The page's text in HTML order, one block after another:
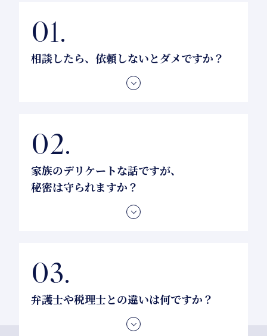
相談したら、依頼しないとダメですか？
いいえ、そんなことはまったくありません。ご相談
家族のデリケートな話ですが、
秘密は守られますか？
はい。行政書士には法律で定められた守秘義務がご
弁護士や税理士との違いは何ですか？
行政書士は、遺産分割協議書や遺言書の作成を主に